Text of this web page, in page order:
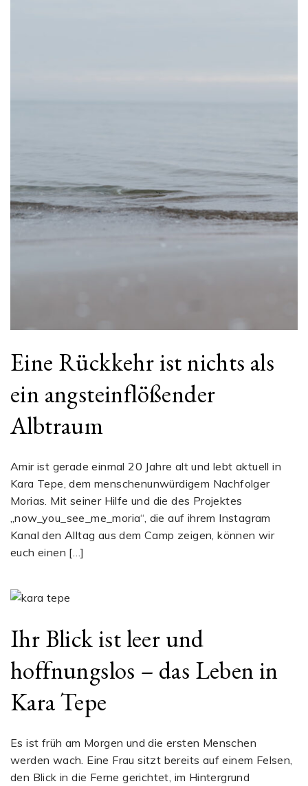
Eine Rückkehr ist nichts als
ein angsteinflößender
Albtraum
Amir ist gerade einmal 20 Jahre alt und lebt aktuell in
Kara Tepe, dem menschenunwürdigem Nachfolger
Morias. Mit seiner Hilfe und die des Projektes
„now_you_see_me_moria“, die auf ihrem Instagram
Kanal den Alltag aus dem Camp zeigen, können wir
euch einen […]
Ihr Blick ist leer und
hoffnungslos – das Leben in
Kara Tepe
Es ist früh am Morgen und die ersten Menschen
werden wach. Eine Frau sitzt bereits auf einem Felsen,
den Blick in die Ferne gerichtet, im Hintergrund